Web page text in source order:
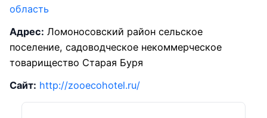
область
Адрес: Ломоносовский район сельское
поселение, садоводческое некоммерческое
товарищество Старая Буря
Сайт: http://zooecohotel.ru/